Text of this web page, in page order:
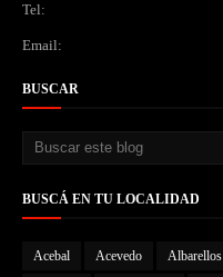
Tel:
Email:
BUSCAR
BUSCÁ EN TU LOCALIDAD
Acebal Acevedo Albarellos